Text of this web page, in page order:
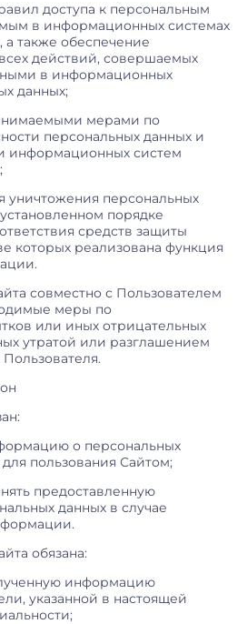
доступа к персональным
в информационных системах
а также обеспечение
действий, совершаемых
в информационных
данных;
мерами по
персональных данных и
информационных систем
уничтожения персональных
порядке
средств защиты
которых реализована функция
совместно с Пользователем
меры по
или иных отрицательных
утратой или разглашением
о персональных
пользования Сайтом;
предоставленную
данных в случае
обязана:
информацию
указанной в настоящей